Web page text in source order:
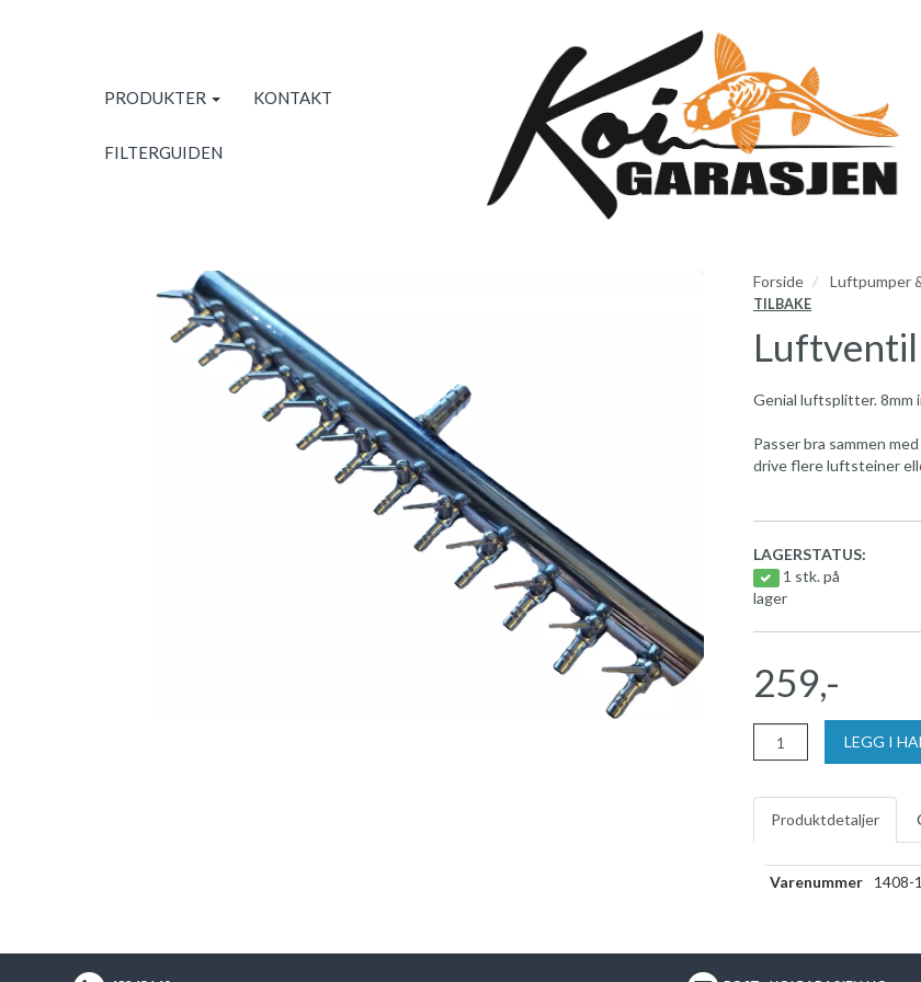
PRODUKTER KONTAKT
FILTERGUIDEN
Forside Luftpumper
TILBAKE
Luftventil
Genial luftsplitter. 8mm
Passer bra sammen
drive flere luftsteiner
LAGERSTATUS:
1 stk. på
lager
259,-
LEGG I
Produktdetaljer
Varenummer 1408-1